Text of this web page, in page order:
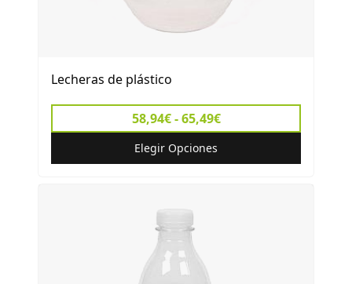
Lecheras de plástico
58,94€ - 65,49€
Elegir Opciones